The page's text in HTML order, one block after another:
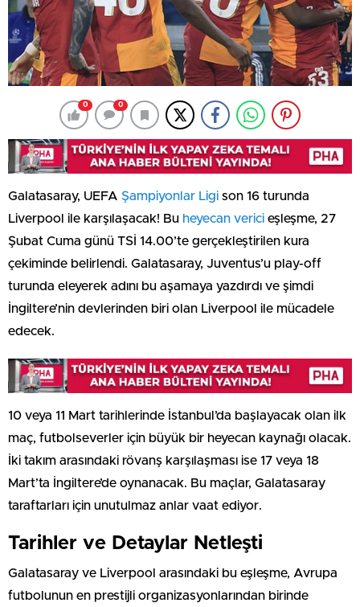
0 0
Galatasaray, UEFA Şampiyonlar Ligi son 16 turunda
Liverpool ile karşılaşacak! Bu heyecan verici eşleşme, 27
Şubat Cuma günü TSİ 14.00’te gerçekleştirilen kura
çekiminde belirlendi. Galatasaray, Juventus’u play-off
turunda eleyerek adını bu aşamaya yazdırdı ve şimdi
İngiltere’nin devlerinden biri olan Liverpool ile mücadele
edecek.
10 veya 11 Mart tarihlerinde İstanbul’da başlayacak olan ilk
maç, futbolseverler için büyük bir heyecan kaynağı olacak.
İki takım arasındaki rövanş karşılaşması ise 17 veya 18
Mart’ta İngiltere’de oynanacak. Bu maçlar, Galatasaray
taraftarları için unutulmaz anlar vaat ediyor.
Tarihler ve Detaylar Netleşti
Galatasaray ve Liverpool arasındaki bu eşleşme, Avrupa
futbolunun en prestijli organizasyonlarından birinde